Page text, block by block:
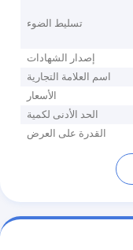
تسليط الضوء
إصدار الشهادات
اسم العلامة التجارية
الأسعار
الحد الأدنى لكمية
القدرة على العرض